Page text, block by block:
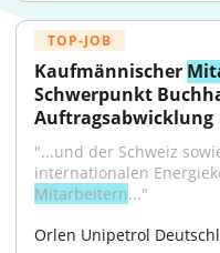
TOP-JOB
Kaufmännischer
Schwerpunkt
Auftragsabwicklung
"...und der Schweiz
Mitarbeitern..."
Orlen Unipetrol